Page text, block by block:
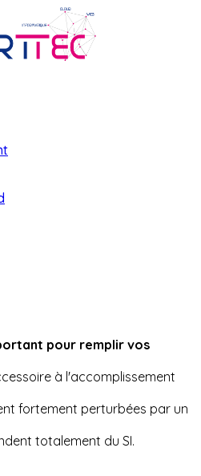
pour remplir vos
à l'accomplissement
fortement perturbées par un
totalement du SI.